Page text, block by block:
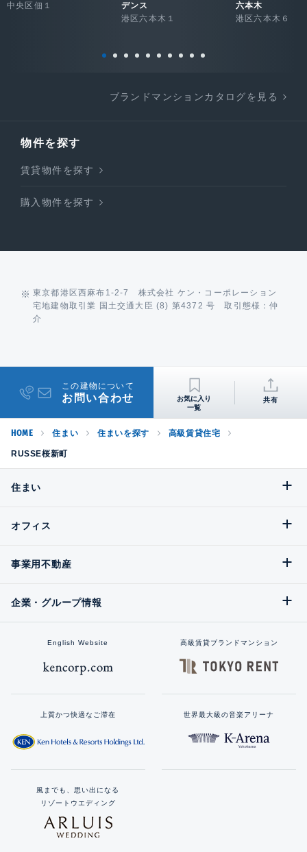
中央区佃１
デンス
港区六本木１
六本木
港区六本木６
ブランドマンションカタログを見る
物件を探す
賃貸物件を探す
購入物件を探す
東京都港区西麻布1-2-7 株式会社 ケン・コーポレーション
宅地建物取引業 国土交通大臣 (8) 第4372 号 取引態様：仲
介
この建物について
お問い合わせ 共有
HOME 住まい 住まいを探す 高級賃貸住宅
RUSSE桜新町
住まい
オフィス
事業用不動産
企業・グループ情報
English Website 高級賃貸ブランドマンション
上質かつ快適なご滞在 世界最大級の音楽アリーナ
風までも、思い出になる
リゾートウエディング